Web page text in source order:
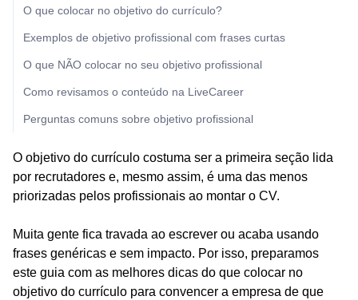
O que colocar no objetivo do currículo?
Exemplos de objetivo profissional com frases curtas
O que NÃO colocar no seu objetivo profissional
Como revisamos o conteúdo na LiveCareer
Perguntas comuns sobre objetivo profissional
O objetivo do currículo costuma ser a primeira seção lida
por recrutadores e, mesmo assim, é uma das menos
priorizadas pelos profissionais ao montar o CV.
Muita gente fica travada ao escrever ou acaba usando
frases genéricas e sem impacto. Por isso, preparamos
este guia com as melhores dicas do que colocar no
objetivo do currículo para convencer a empresa de que